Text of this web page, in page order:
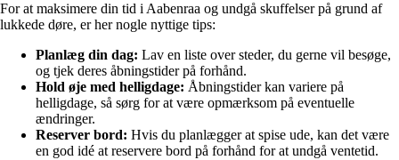
For at maksimere din tid i Aabenraa og undgå skuffelser på grund af
lukkede døre, er her nogle nyttige tips:
Planlæg din dag: Lav en liste over steder, du gerne vil besøge,
og tjek deres åbningstider på forhånd.
Hold øje med helligdage: Åbningstider kan variere på
helligdage, så sørg for at være opmærksom på eventuelle
ændringer.
Reserver bord: Hvis du planlægger at spise ude, kan det være
en god idé at reservere bord på forhånd for at undgå ventetid.